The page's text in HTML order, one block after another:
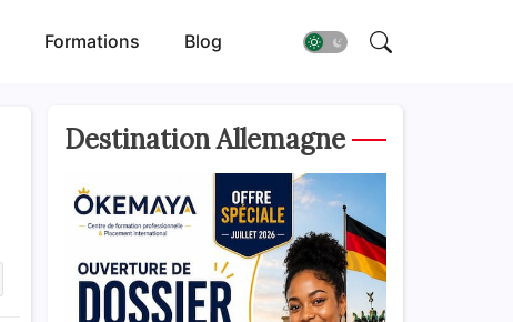
Formations Blog
Destination Allemagne